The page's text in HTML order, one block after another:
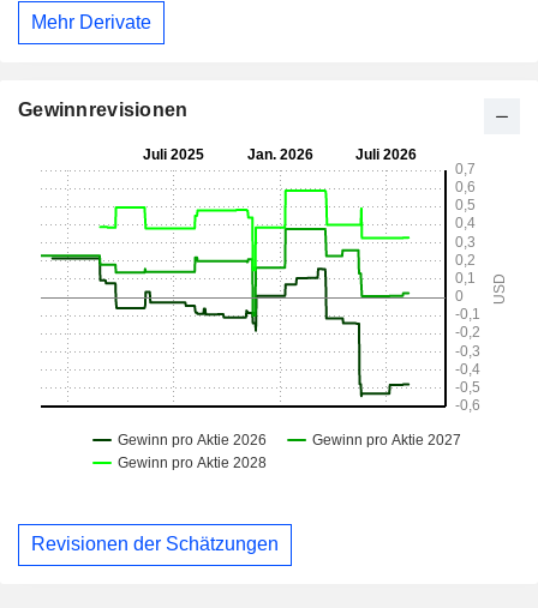
Mehr Derivate
Gewinnrevisionen
Revisionen der Schätzungen